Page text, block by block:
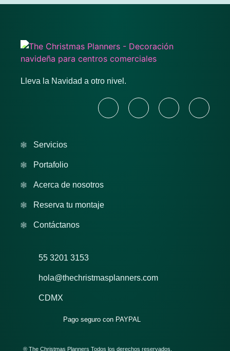
Lleva la Navidad a otro nivel.
Servicios
Portafolio
Acerca de nosotros
Reserva tu montaje
Contáctanos
55 3201 3153
hola@thechristmasplanners.com
CDMX
Pago seguro con PAYPAL
® The Christmas Planners Todos los derechos reservados.